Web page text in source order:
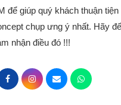
để giúp quý khách thuận tiện
chụp ưng ý nhất. Hãy
nhận điều đó !!!